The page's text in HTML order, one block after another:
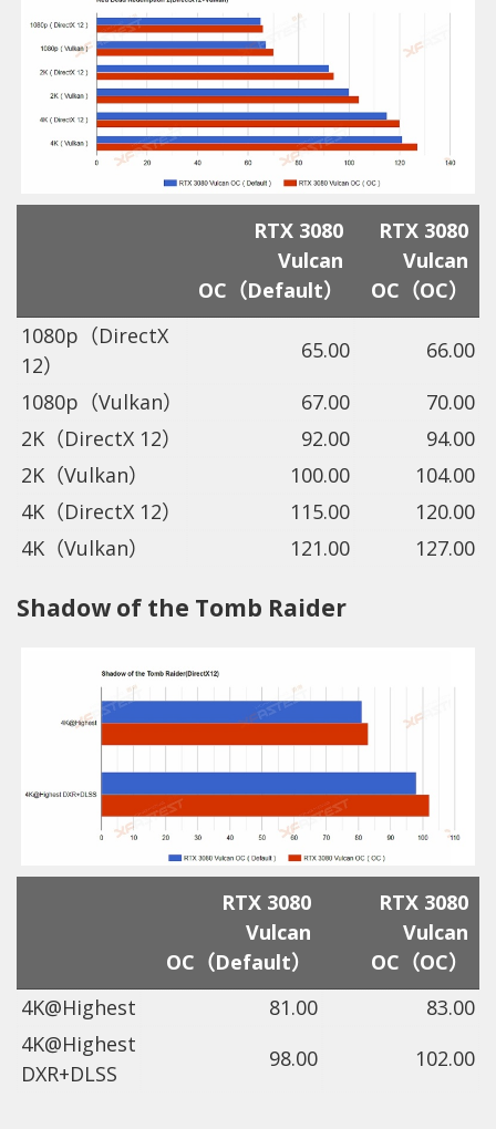
RTX 3080
Vulcan
OC（Default）
RTX 3080
Vulcan
OC（OC）
1080p（DirectX
12）
65.00
66.00
1080p（Vulkan）
67.00
70.00
2K（DirectX 12）
92.00
94.00
2K（Vulkan）
100.00
104.00
4K（DirectX 12）
115.00
120.00
4K（Vulkan）
121.00 127.00
Shadow of the Tomb Raider
RTX 3080
Vulcan
OC（Default）
RTX 3080
Vulcan
OC（OC）
4K@Highest
81.00
83.00
4K@Highest
DXR+DLSS
98.00 102.00